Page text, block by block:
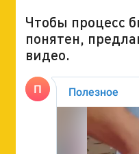
Чтобы процесс
понятен,
видео.